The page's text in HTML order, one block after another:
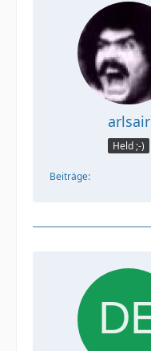
arlsair
Held ;-)
Beiträge